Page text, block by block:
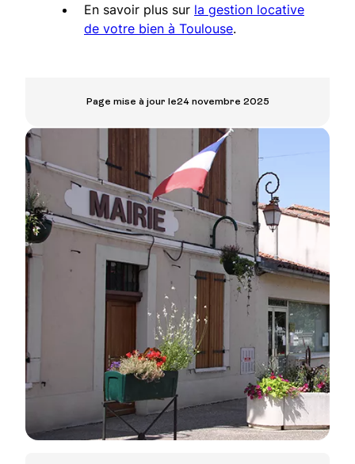
En savoir plus sur la gestion locative
de votre bien à Toulouse.
Page mise à jour le24 novembre 2025